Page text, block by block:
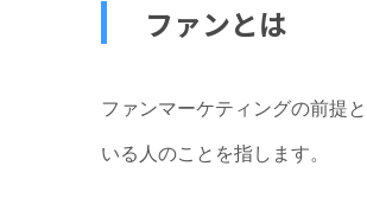
ファンとは
ファンマーケティングの前提
いる人のことを指します。